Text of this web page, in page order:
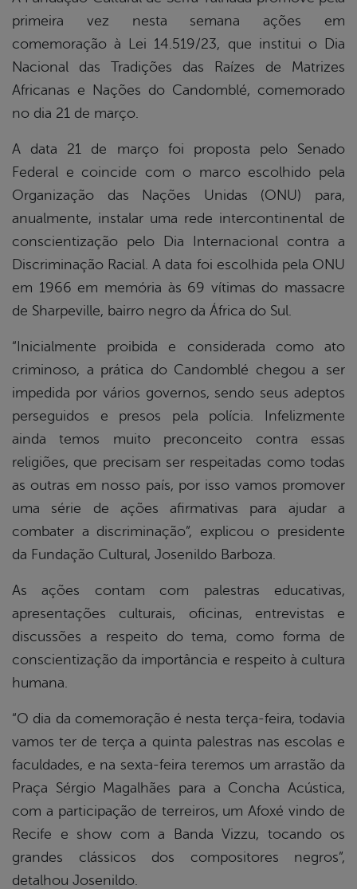
primeira vez nesta semana ações em
comemoração à Lei 14.519/23, que institui o Dia
Nacional das Tradições das Raízes de Matrizes
Africanas e Nações do Candomblé, comemorado
no dia 21 de março.
A data 21 de março foi proposta pelo Senado
Federal e coincide com o marco escolhido pela
Organização das Nações Unidas (ONU) para,
anualmente, instalar uma rede intercontinental de
conscientização pelo Dia Internacional contra a
Discriminação Racial. A data foi escolhida pela ONU
em 1966 em memória às 69 vítimas do massacre
de Sharpeville, bairro negro da África do Sul.
“Inicialmente proibida e considerada como ato
criminoso, a prática do Candomblé chegou a ser
impedida por vários governos, sendo seus adeptos
perseguidos e presos pela polícia. Infelizmente
ainda temos muito preconceito contra essas
religiões, que precisam ser respeitadas como todas
as outras em nosso país, por isso vamos promover
uma série de ações afirmativas para ajudar a
combater a discriminação”, explicou o presidente
da Fundação Cultural, Josenildo Barboza.
As ações contam com palestras educativas,
apresentações culturais, oficinas, entrevistas e
discussões a respeito do tema, como forma de
conscientização da importância e respeito à cultura
humana.
“O dia da comemoração é nesta terça-feira, todavia
vamos ter de terça a quinta palestras nas escolas e
faculdades, e na sexta-feira teremos um arrastão da
Praça Sérgio Magalhães para a Concha Acústica,
com a participação de terreiros, um Afoxé vindo de
Recife e show com a Banda Vizzu, tocando os
grandes clássicos dos compositores negros”,
detalhou Josenildo.